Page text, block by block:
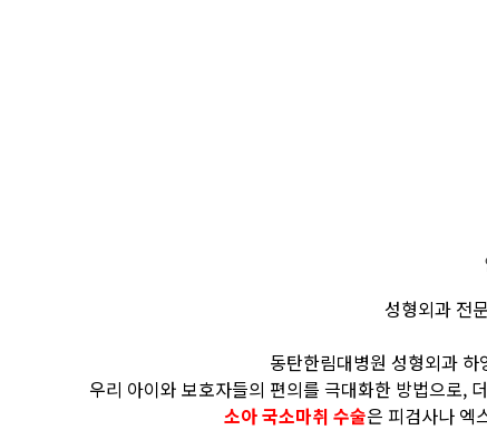
성형외과 전
동탄한림대병원 성형외과
우리 아이와 보호자들의 편의를 극대화한 방법으로,
소아 국소마취 수술은 피검사나 엑